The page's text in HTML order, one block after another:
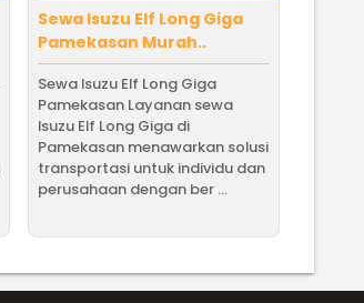
Sewa Isuzu Elf Long Giga
Pamekasan Murah..
Sewa Isuzu Elf Long Giga
Pamekasan Layanan sewa
Isuzu Elf Long Giga di
Pamekasan menawarkan solusi
transportasi untuk individu dan
perusahaan dengan ber ...